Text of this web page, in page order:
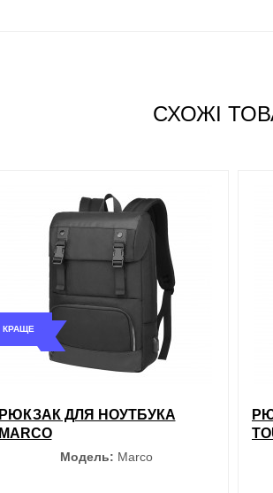
СХОЖІ
КРАЩЕ
РЮКЗАК ДЛЯ НОУТБУКА
MARCO
Модель: Marco